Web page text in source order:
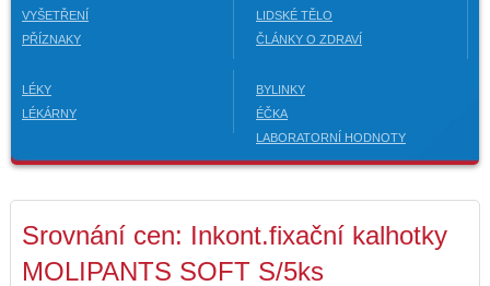
VYŠETŘENÍ
PŘÍZNAKY
LIDSKÉ TĚLO
ČLÁNKY O ZDRAVÍ
LÉKY
LÉKÁRNY
BYLINKY
ÉČKA
LABORATORNÍ HODNOTY
Srovnání cen: Inkont.fixační kalhotky
MOLIPANTS SOFT S/5ks